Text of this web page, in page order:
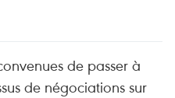
de passer à
de négociations sur